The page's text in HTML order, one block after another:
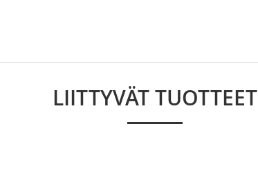
LIITTYVÄT TUOTTEET